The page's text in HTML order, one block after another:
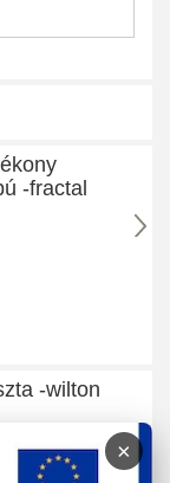
-fractal
-wilton
×